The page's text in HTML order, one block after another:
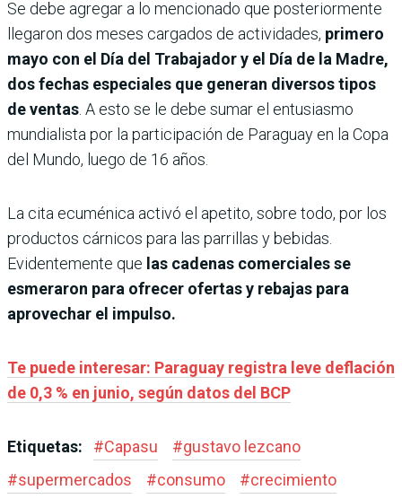
Se debe agregar a lo mencionado que posteriormente
llegaron dos meses cargados de actividades, primero
mayo con el Día del Trabajador y el Día de la Madre,
dos fechas especiales que generan diversos tipos
de ventas. A esto se le debe sumar el entusiasmo
mundialista por la participación de Paraguay en la Copa
del Mundo, luego de 16 años.
La cita ecuménica activó el apetito, sobre todo, por los
productos cárnicos para las parrillas y bebidas.
Evidentemente que las cadenas comerciales se
esmeraron para ofrecer ofertas y rebajas para
aprovechar el impulso.
Te puede interesar: Paraguay registra leve deflación
de 0,3 % en junio, según datos del BCP
Etiquetas: #Capasu #gustavo lezcano
#supermercados #consumo #crecimiento